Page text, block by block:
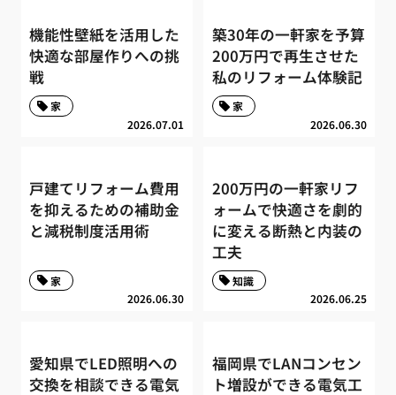
機能性壁紙を活用した
快適な部屋作りへの挑
戦
2026.07.01
家
築30年の一軒家を予算
200万円で再生させた
私のリフォーム体験記
2026.06.30
家
戸建てリフォーム費用
を抑えるための補助金
と減税制度活用術
2026.06.30
家
200万円の一軒家リフ
ォームで快適さを劇的
に変える断熱と内装の
工夫
2026.06.25
知識
愛知県でLED照明への
交換を相談できる電気
福岡県でLANコンセン
ト増設ができる電気工